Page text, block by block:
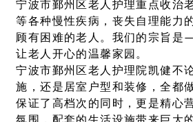
宁波市鄞州区老人护理重点收治
等各种慢性疾病，丧失自理能力
顾有困难的老人。我们的宗旨是
让老人开心的温馨家园。
宁波市鄞州区老人护理院凯健不
施，还是居室户型和装修，全都
保证了高档次的同时，更是精心